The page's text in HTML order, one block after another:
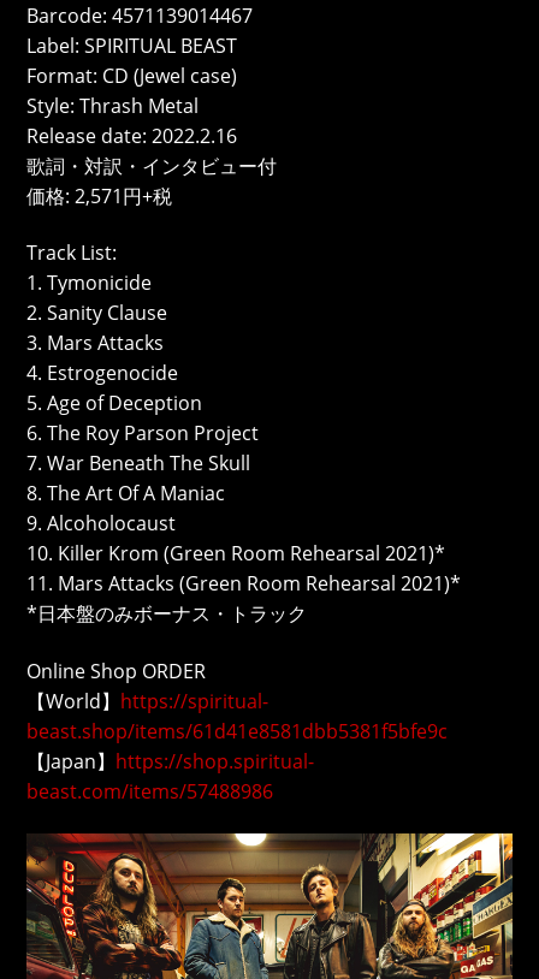
Barcode: 4571139014467
Label: SPIRITUAL BEAST
Format: CD (Jewel case)
Style: Thrash Metal
Release date: 2022.2.16
歌詞・対訳・インタビュー付
価格: 2,571円+税
Track List:
1. Tymonicide
2. Sanity Clause
3. Mars Attacks
4. Estrogenocide
5. Age of Deception
6. The Roy Parson Project
7. War Beneath The Skull
8. The Art Of A Maniac
9. Alcoholocaust
10. Killer Krom (Green Room Rehearsal 2021)*
11. Mars Attacks (Green Room Rehearsal 2021)*
*日本盤のみボーナス・トラック
Online Shop ORDER
【World】 https://spiritual-
beast.shop/items/61d41e8581dbb5381f5bfe9c
【Japan】 https://shop.spiritual-
beast.com/items/57488986